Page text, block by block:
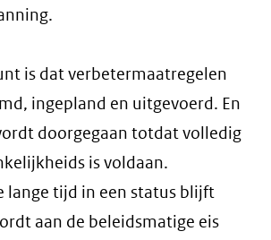
is dat verbetermaatregelen
ingepland en uitgevoerd. En
doorgegaan totdat volledig
is voldaan.
lange tijd in een status blijft
aan de beleidsmatige eis